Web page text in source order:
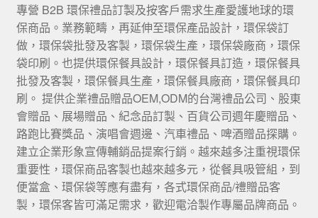
專營 B2B 環保禮品訂製及按客戶需求生產愛護地球的環
保商品。業務範疇，再延伸至環保產品設計，環保袋訂
做，環保袋批發及客製，環保袋生產，環保袋廠商，環保
袋印刷。也提供環保餐具設計，環保餐具訂造，環保餐具
批發及客製，環保餐具生產，環保餐具廠商，環保餐具印
刷。 提供企業禮品贈品OEM,ODM的台灣禮品公司、股東
會贈品、展場贈品、紀念品訂製、百貨公司週年慶贈品、
路跑比賽獎品、演唱會週邊、汽車禮品、啤酒贈品探購。
建立企業形象宣傳輔銷品提案行銷。越來越多注重視環保
重要性，環保商品客製也越來越多元，從餐具吸管組，到
便當盒、環保袋等應有盡有，各式環保商品/禮贈品客
製，環保客皆可滿足需求，歡迎電洽製作專屬品牌商品。